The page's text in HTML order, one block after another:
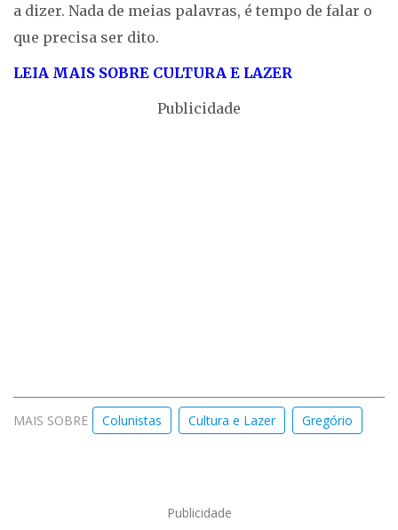
a dizer. Nada de meias palavras, é tempo de falar o
que precisa ser dito.
LEIA MAIS SOBRE CULTURA E LAZER
Publicidade
MAIS SOBRE Colunistas Cultura e Lazer Gregório
Publicidade